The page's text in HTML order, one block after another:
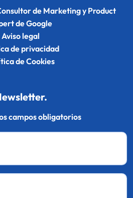
de Marketing y Product
de Google
Aviso legal
de privacidad
de Cookies
campos obligatorios